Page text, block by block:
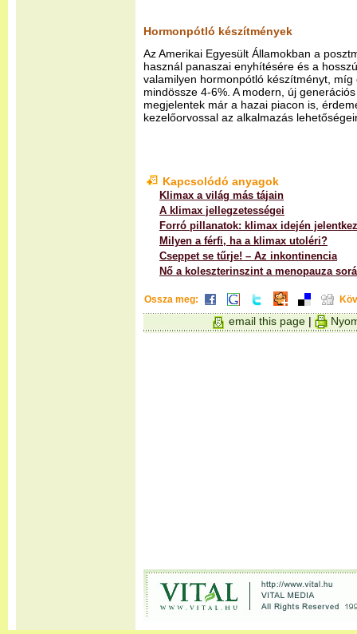
Hormonpótló készítmények
Az Amerikai Egyesült Államokban a
használ panaszai enyhítésére és a
valamilyen hormonpótló készítményt,
mindössze 4-6%. A modern, új
megjelentek már a hazai piacon is,
kezelőorvossal az alkalmazás
Kapcsolódó anyagok
Klimax a világ más tájain
A klimax jellegzetességei
Forró pillanatok: klimax idején
Milyen a férfi, ha a klimax utoléri?
Cseppet se tűrje! – Az inkontinencia
Nő a koleszterinszint a menopauza
Ossza meg:
email this page |